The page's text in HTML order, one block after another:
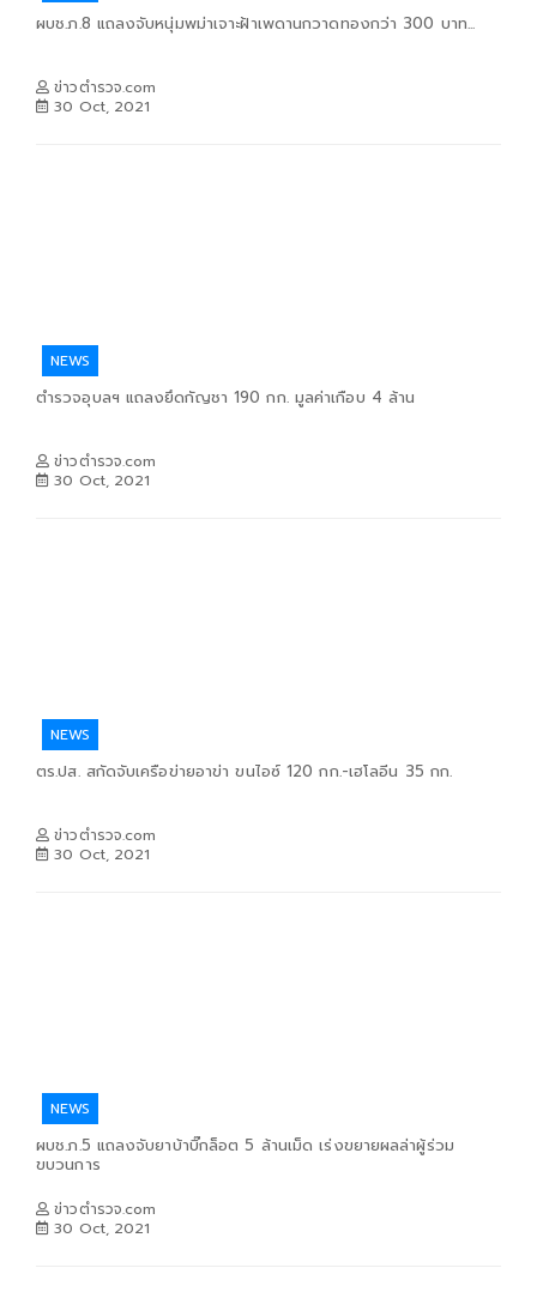
ผบช.ภ.8 แถลงจับหนุ่มพม่าเจาะฝ้าเพดานกวาดทองกว่า 300 บาท...
ข่าวตำรวจ.com
30 Oct, 2021
NEWS
ตำรวจอุบลฯ แถลงยึดกัญชา 190 กก. มูลค่าเกือบ 4 ล้าน
ข่าวตำรวจ.com
30 Oct, 2021
NEWS
ตร.ปส. สกัดจับเครือข่ายอาข่า ขนไอซ์ 120 กก.-เฮโลอีน 35 กก.
ข่าวตำรวจ.com
30 Oct, 2021
NEWS
ผบช.ภ.5 แถลงจับยาบ้าบิ๊กล็อต 5 ล้านเม็ด เร่งขยายผลล่าผู้ร่วม
ขบวนการ
ข่าวตำรวจ.com
30 Oct, 2021